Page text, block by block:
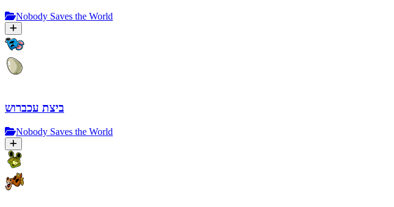
Nobody Saves the World
ביצת עכברוש
Nobody Saves the World